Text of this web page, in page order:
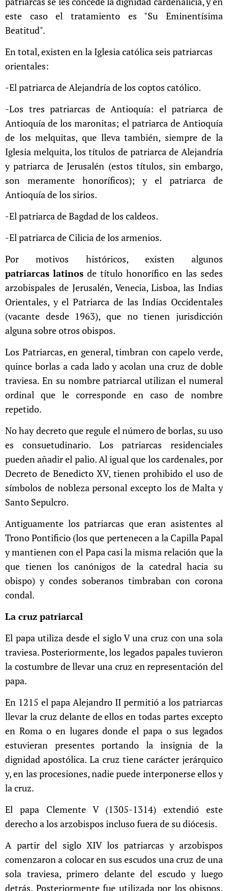
este caso el tratamiento es "Su Eminentísima
Beatitud".
En total, existen en la Iglesia católica seis patriarcas
orientales:
-El patriarca de Alejandría de los coptos católico.
-Los tres patriarcas de Antioquía: el patriarca de
Antioquía de los maronitas; el patriarca de Antioquía
de los melquitas, que lleva también, siempre de la
Iglesia melquita, los títulos de patriarca de Alejandría
y patriarca de Jerusalén (estos títulos, sin embargo,
son meramente honoríficos); y el patriarca de
Antioquía de los sirios.
-El patriarca de Bagdad de los caldeos.
-El patriarca de Cilicia de los armenios.
Por motivos históricos, existen algunos
patriarcas latinos de título honorífico en las sedes
arzobispales de Jerusalén, Venecia, Lisboa, las Indias
Orientales, y el Patriarca de las Indias Occidentales
(vacante desde 1963), que no tienen jurisdicción
alguna sobre otros obispos.
Los Patriarcas, en general, timbran con capelo verde,
quince borlas a cada lado y acolan una cruz de doble
traviesa. En su nombre patriarcal utilizan el numeral
ordinal que le corresponde en caso de nombre
repetido.
No hay decreto que regule el número de borlas, su uso
es consuetudinario. Los patriarcas residenciales
pueden añadir el palio. Al igual que los cardenales, por
Decreto de Benedicto XV, tienen prohibido el uso de
símbolos de nobleza personal excepto los de Malta y
Santo Sepulcro.
Antiguamente los patriarcas que eran asistentes al
Trono Pontificio (los que pertenecen a la Capilla Papal
y mantienen con el Papa casi la misma relación que la
que tienen los canónigos de la catedral hacia su
obispo) y condes soberanos timbraban con corona
condal.
La cruz patriarcal
El papa utiliza desde el siglo V una cruz con una sola
traviesa. Posteriormente, los legados papales tuvieron
la costumbre de llevar una cruz en representación del
papa.
En 1215 el papa Alejandro II permitió a los patriarcas
llevar la cruz delante de ellos en todas partes excepto
en Roma o en lugares donde el papa o sus legados
estuvieran presentes portando la insignia de la
dignidad apostólica. La cruz tiene carácter jerárquico
y, en las procesiones, nadie puede interponerse ellos y
la cruz.
El papa Clemente V (1305-1314) extendió este
derecho a los arzobispos incluso fuera de su diócesis.
A partir del siglo XIV los patriarcas y arzobispos
comenzaron a colocar en sus escudos una cruz de una
sola traviesa, primero delante del escudo y luego
detrás. Posteriormente fue utilizada por los obispos.